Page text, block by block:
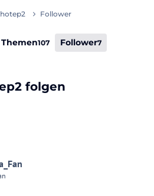
Follower
Themen107 Follower7
folgen